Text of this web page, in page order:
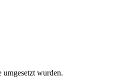
umgesetzt wurden.